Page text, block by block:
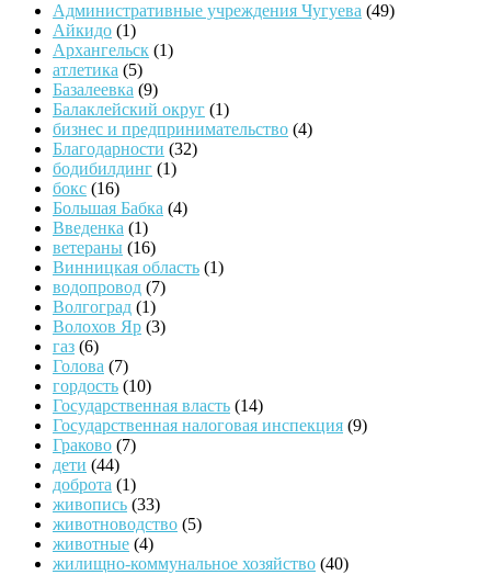
Административные учреждения Чугуева (49)
Айкидо (1)
Архангельск (1)
атлетика (5)
Базалеевка (9)
Балаклейский округ (1)
бизнес и предпринимательство (4)
Благодарности (32)
бодибилдинг (1)
бокс (16)
Большая Бабка (4)
Введенка (1)
ветераны (16)
Винницкая область (1)
водопровод (7)
Волгоград (1)
Волохов Яр (3)
газ (6)
Голова (7)
гордость (10)
Государственная власть (14)
Государственная налоговая инспекция (9)
Граково (7)
дети (44)
доброта (1)
живопись (33)
животноводство (5)
животные (4)
жилищно-коммунальное хозяйство (40)